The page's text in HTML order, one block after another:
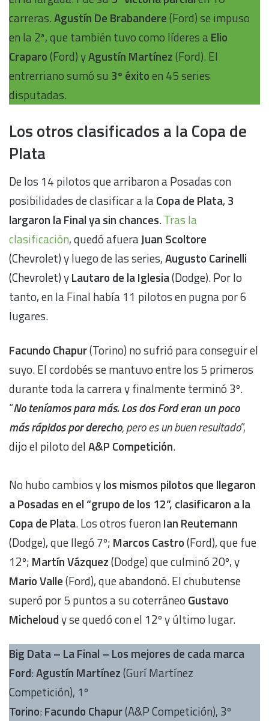
carreras.Agustín De Brabandere(Ford) se impuso
en la 2ª, que también tuvo como líderes a Elio
Craparo(Ford) yAgustín Martínez(Ford). El
entrerriano sumó su 3º éxitoen 45 series
disputadas.
Los otros clasificados a la Copa de
Plata
De los 14 pilotos que arribaron a Posadas con
posibilidades de clasificar a laCopa de Plata, 3
largaron la Final ya sin chances.Tras la
clasificación, quedó afueraJuan Scoltore
(Chevrolet) y luego de las series,Augusto Carinelli
(Chevrolet) yLautaro de la Iglesia(Dodge). Por lo
tanto, en la Final había 11 pilotos en pugna por 6
lugares.
Facundo Chapur(Torino) no sufrió para conseguir el
suyo. El cordobés se mantuvo entre los 5 primeros
durante toda la carrera y finalmente terminó 3º.
“No teníamos para más. Los dos Ford eran un poco
más rápidos por derecho, pero es un buen resultado”,
dijo el piloto delA&P Competición.
No hubo cambios ylos mismos pilotos que llegaron
a Posadas en el “grupo de los 12”, clasificaron a la
Copa de Plata. Los otros fueronIan Reutemann
(Dodge), que llegó 7º; Marcos Castro(Ford), que fue
12º; Martín Vázquez(Dodge) que culminó 20º, y
Mario Valle(Ford), que abandonó. El chubutense
superó por 5 puntos a su coterráneo Gustavo
Micheloudy se quedó con el 12º y último lugar.
Big Data – La Final – Los mejores de cada marca
Ford:Agustín Martínez(Gurí Martínez
Competición), 1º
Torino: Facundo Chapur(A&P Competición), 3º